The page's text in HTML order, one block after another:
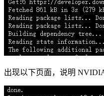
出现以下页面，说明